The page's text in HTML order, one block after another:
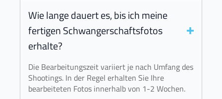
Wie lange dauert es, bis ich meine
fertigen Schwangerschaftsfotos
erhalte?
Die Bearbeitungszeit variiert je nach Umfang des
Shootings. In der Regel erhalten Sie Ihre
bearbeiteten Fotos innerhalb von 1-2 Wochen.